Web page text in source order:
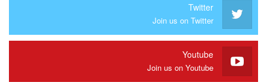
Twitter
Join us on Twitter
Youtube
Join us on Youtube